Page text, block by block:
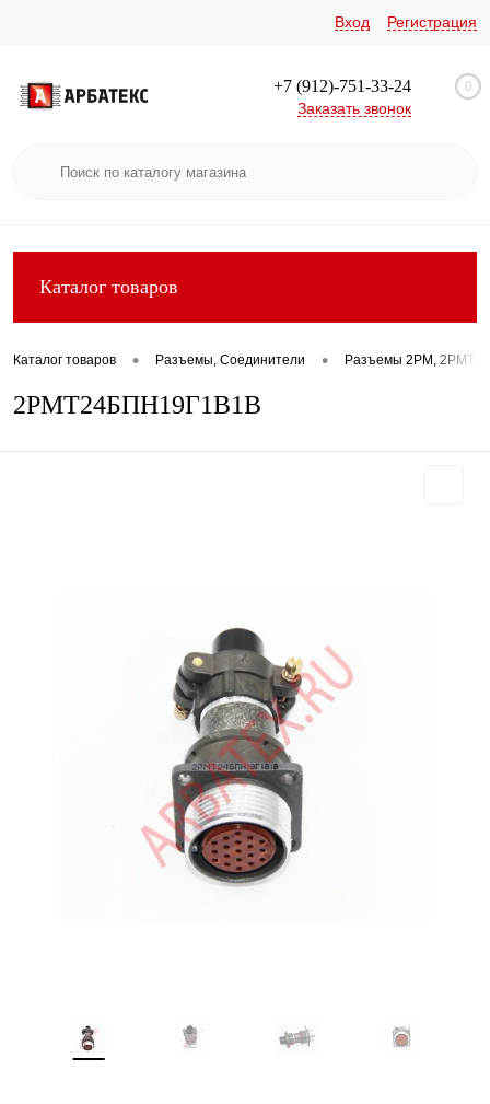
Вход Регистрация
+7 (912)-751-33-24
Заказать звонок
0
Каталог товаров
Каталог товаров • Разъемы, Соединители • Разъемы 2РМ, 2РМТ,
2РМТ24БПН19Г1В1В